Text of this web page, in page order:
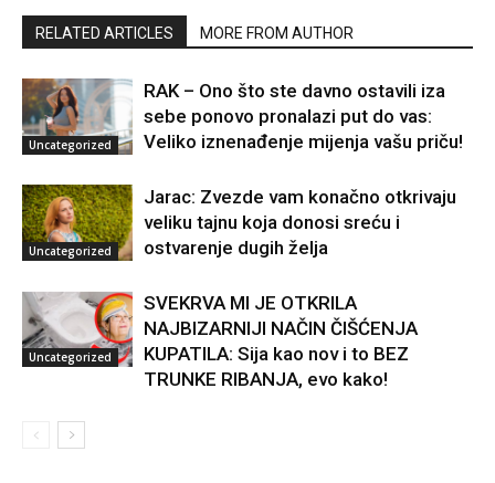
RELATED ARTICLES MORE FROM AUTHOR
Uncategorized
RAK – Ono što ste davno ostavili iza
sebe ponovo pronalazi put do vas:
Veliko iznenađenje mijenja vašu priču!
Uncategorized
Jarac: Zvezde vam konačno otkrivaju
veliku tajnu koja donosi sreću i
ostvarenje dugih želja
Uncategorized
SVEKRVA MI JE OTKRILA
NAJBIZARNIJI NAČIN ČIŠĆENJA
KUPATILA: Sija kao nov i to BEZ
TRUNKE RIBANJA, evo kako!